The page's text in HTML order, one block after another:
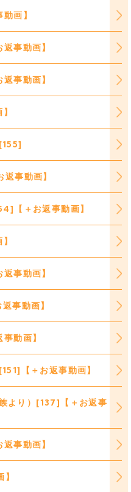
画】
事動画】
事動画】
事動画】
【＋お返事動画】
事動画】
事動画】
動画】
【＋お返事動画】
より）[137]【＋お返事
事動画】